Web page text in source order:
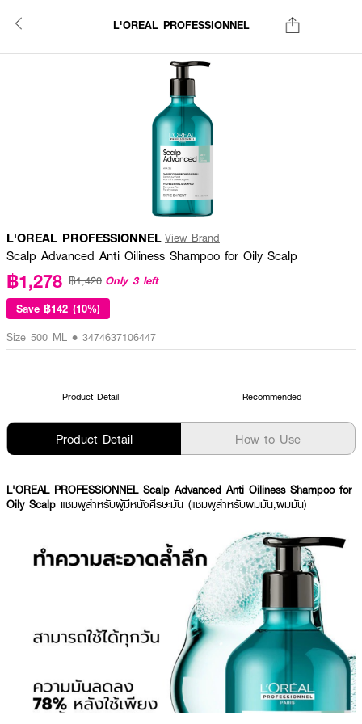
L'OREAL PROFESSIONNEL
L'OREAL PROFESSIONNEL View Brand
Scalp Advanced Anti Oiliness Shampoo for Oily Scalp
฿1,278 ฿1,420 Only 3 left
Save ฿142 (10%)
Size 500 ML • 3474637106447
Product Detail Recommended
Product Detail How to Use
L'OREAL PROFESSIONNEL Scalp Advanced Anti Oiliness Shampoo for
Oily Scalp แชมพูสำหรับผู้มีหนังศีรษะมัน (แชมพูสำหรับผมมัน,ผมมัน)